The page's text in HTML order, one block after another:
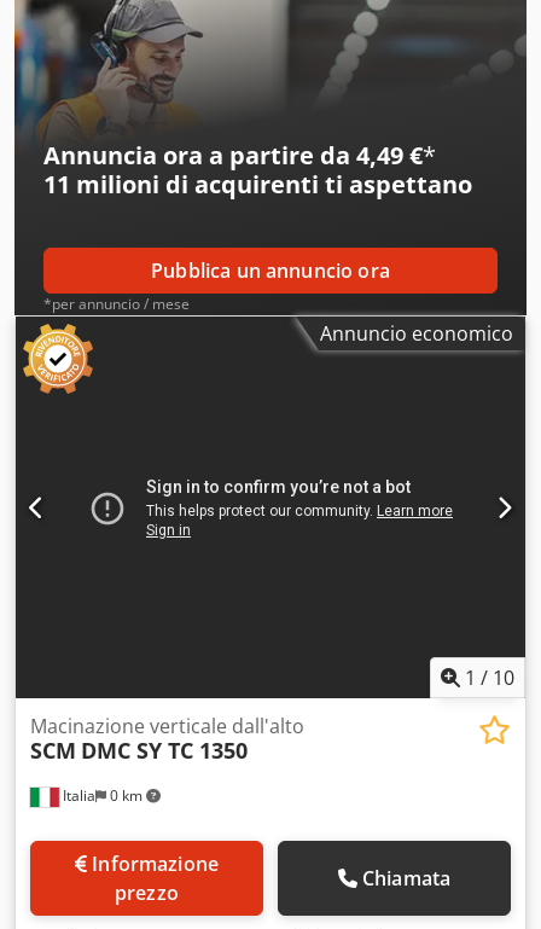
Annuncia ora a partire da 4,49 €*
11 milioni di acquirenti ti aspettano
Pubblica un annuncio ora
*per annuncio / mese
Annuncio economico
1 / 10
Italia 0 km
Macinazione verticale dall'alto
SCM DMC SY TC 1350
prezzo
Chiamata